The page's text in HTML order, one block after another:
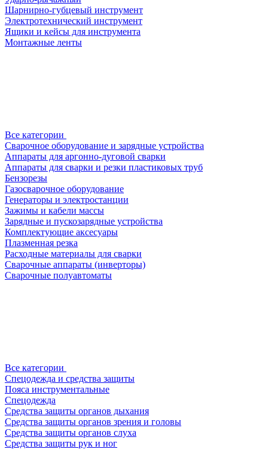
Шарнирно-губцевый инструмент
Электротехнический инструмент
Ящики и кейсы для инструмента
Монтажные ленты
Все категории
Сварочное оборудование и зарядные устройства
Аппараты для аргонно-дуговой сварки
Аппараты для сварки и резки пластиковых труб
Бензорезы
Газосварочное оборудование
Генераторы и электростанции
Зажимы и кабели массы
Зарядные и пускозарядные устройства
Комплектующие аксесуары
Плазменная резка
Расходные материалы для сварки
Сварочные аппараты (инверторы)
Сварочные полуавтоматы
Все категории
Спецодежда и средства защиты
Пояса инструментальные
Спецодежда
Средства защиты органов дыхания
Средства защиты органов зрения и головы
Средства защиты органов слуха
Средства защиты рук и ног